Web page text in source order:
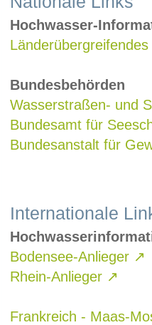
Hochwasser-
Bundesbehörden
Wasserstraßen- und
Bundesamt für
Bundesanstalt für
Internationale
Bodensee-Anlieger ↗
Rhein-Anlieger ↗
Frankreich - Maas-